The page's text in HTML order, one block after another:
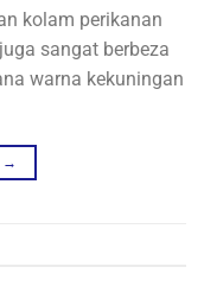
kolam perikanan
sangat berbeza
warna kekuningan
→